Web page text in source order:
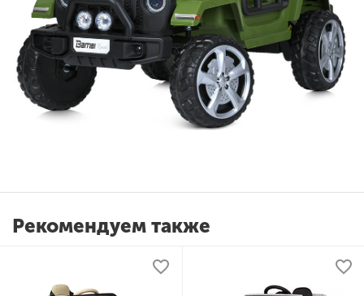
Рекомендуем также